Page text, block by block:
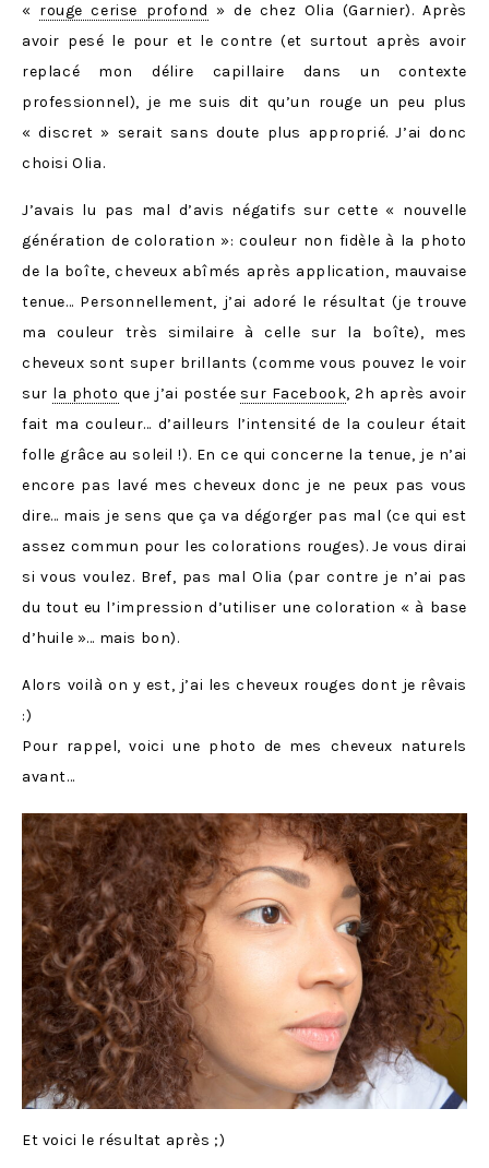
« rouge cerise profond » de chez Olia (Garnier). Après
avoir pesé le pour et le contre (et surtout après avoir
replacé mon délire capillaire dans un contexte
professionnel), je me suis dit qu’un rouge un peu plus
« discret » serait sans doute plus approprié. J’ai donc
choisi Olia.
J’avais lu pas mal d’avis négatifs sur cette « nouvelle
génération de coloration »: couleur non fidèle à la photo
de la boîte, cheveux abîmés après application, mauvaise
tenue… Personnellement, j’ai adoré le résultat (je trouve
ma couleur très similaire à celle sur la boîte), mes
cheveux sont super brillants (comme vous pouvez le voir
sur la photo que j’ai postée sur Facebook, 2h après avoir
fait ma couleur… d’ailleurs l’intensité de la couleur était
folle grâce au soleil !). En ce qui concerne la tenue, je n’ai
encore pas lavé mes cheveux donc je ne peux pas vous
dire… mais je sens que ça va dégorger pas mal (ce qui est
assez commun pour les colorations rouges). Je vous dirai
si vous voulez. Bref, pas mal Olia (par contre je n’ai pas
du tout eu l’impression d’utiliser une coloration « à base
d’huile »… mais bon).
Alors voilà on y est, j’ai les cheveux rouges dont je rêvais
:)
Pour rappel, voici une photo de mes cheveux naturels
avant…
Et voici le résultat après ;)